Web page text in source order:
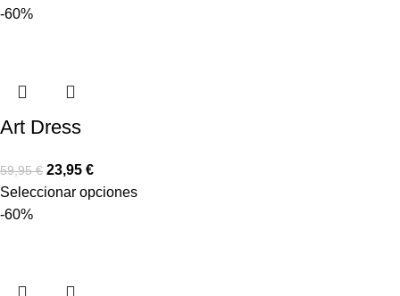
-60%
Art Dress
59,95€ 23,95 €
Seleccionar opciones
-60%